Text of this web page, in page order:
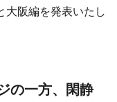
大阪編を発表いたし
の一方、閑静